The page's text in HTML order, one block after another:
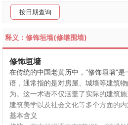
按日期查询
释义：修饰垣墙(修缮围墙)
修饰垣墙
在传统的中国老黄历中，“修饰垣墙”
语，通常指的是对房屋、城墙等建筑
为。这一术语不仅涵盖了实际的建筑施
建筑美学以及社会文化等多个方面的内
基本含义